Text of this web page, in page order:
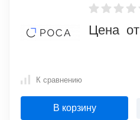
Цена
К сравнению
В корзину